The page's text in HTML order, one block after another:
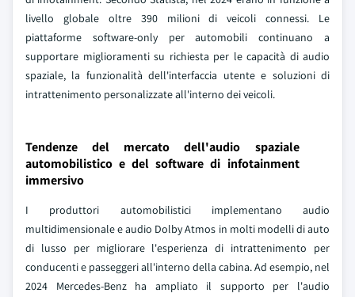
livello globale oltre 390 milioni di veicoli connessi. Le
piattaforme software-only per automobili continuano a
supportare miglioramenti su richiesta per le capacità di audio
spaziale, la funzionalità dell'interfaccia utente e soluzioni di
intrattenimento personalizzate all'interno dei veicoli.
Tendenze del mercato dell'audio spaziale
automobilistico e del software di infotainment
immersivo
I produttori automobilistici implementano audio
multidimensionale e audio Dolby Atmos in molti modelli di auto
di lusso per migliorare l'esperienza di intrattenimento per
conducenti e passeggeri all'interno della cabina. Ad esempio, nel
2024 Mercedes-Benz ha ampliato il supporto per l'audio